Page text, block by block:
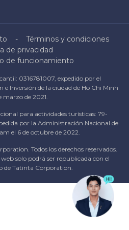
Términos y condiciones
de privacidad
de funcionamiento
0316781007, expedido por el
Inversión de la ciudad de Ho Chi Minh
marzo de 2021.
para actividades turísticas: 79-
por la Administración Nacional de
el 6 de octubre de 2022.
Todos los derechos reservados.
solo podrá ser republicada con el
de Tatinta Corporation.